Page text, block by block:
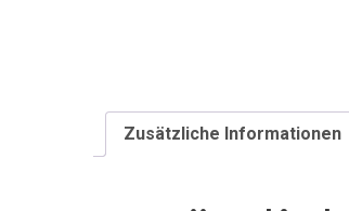
Zusätzliche Informationen